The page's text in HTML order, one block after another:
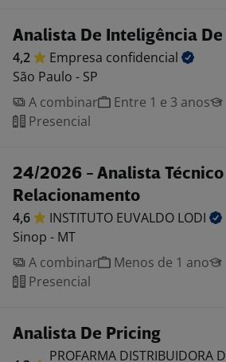
Analista De Inteligência
4,2 Empresa confidencial
São Paulo - SP
A combinar
Entre 1 e 3 anos
Presencial
24/2026 - Analista Técnico
Relacionamento
4,6 INSTITUTO EUVALDO LODI
Sinop - MT
A combinar
Menos de 1 ano
Presencial
Analista De Pricing
PROFARMA DISTRIBUIDORA